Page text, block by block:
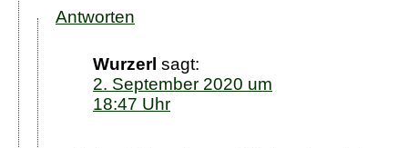
Antworten
Wurzerl sagt:
2. September 2020 um
18:47 Uhr